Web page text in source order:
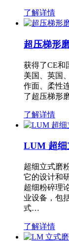
了解详情
超压梯形
获得了CE和
美国、英国
作面、柔性
了超压梯形
了解详情
LUM 超细
超细立式磨
它的设计和
超细粉碎理
业设备，包
式…
了解详情